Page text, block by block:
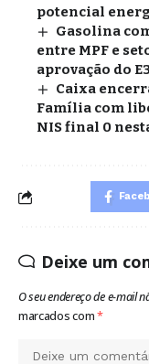
potencial
Gasolina
entre MPF e
aprovação do
Caixa
Família com
NIS final 0
Deixe um
O seu endereço de e-mail
marcados com*